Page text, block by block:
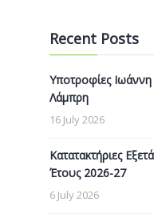
Recent Posts
Υποτροφίες
Λάμπρη
16 July 2026
Κατατακτήριες
Έτους 2026-27
6 July 2026